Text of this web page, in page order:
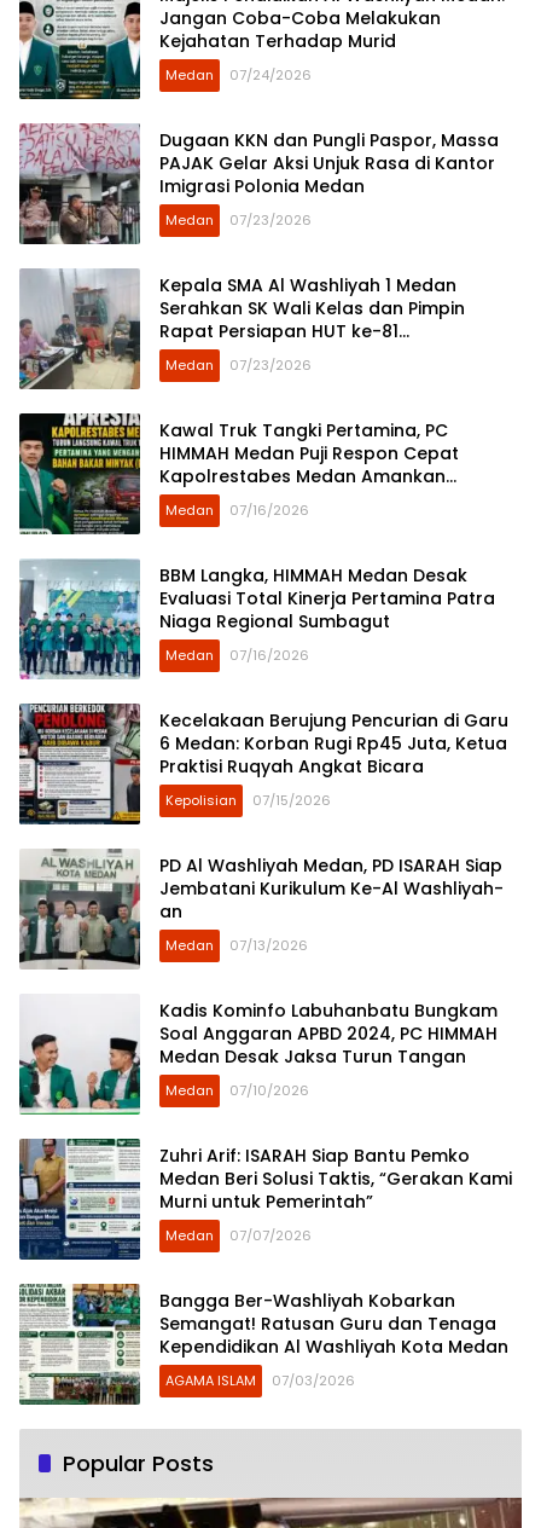
Jangan Coba-Coba Melakukan
Kejahatan Terhadap Murid
Medan 07/24/2026
Dugaan KKN dan Pungli Paspor, Massa
PAJAK Gelar Aksi Unjuk Rasa di Kantor
Imigrasi Polonia Medan
Medan 07/23/2026
Kepala SMA Al Washliyah 1 Medan
Serahkan SK Wali Kelas dan Pimpin
Rapat Persiapan HUT ke-81
Kemerdekaan RI
Medan 07/23/2026
Kawal Truk Tangki Pertamina, PC
HIMMAH Medan Puji Respon Cepat
Kapolrestabes Medan Amankan
Pasokan BBM
Medan 07/16/2026
BBM Langka, HIMMAH Medan Desak
Evaluasi Total Kinerja Pertamina Patra
Niaga Regional Sumbagut
Medan 07/16/2026
Kecelakaan Berujung Pencurian di Garu
6 Medan: Korban Rugi Rp45 Juta, Ketua
Praktisi Ruqyah Angkat Bicara
Kepolisian 07/15/2026
PD Al Washliyah Medan, PD ISARAH Siap
Jembatani Kurikulum Ke-Al Washliyah-
an
Medan 07/13/2026
Kadis Kominfo Labuhanbatu Bungkam
Soal Anggaran APBD 2024, PC HIMMAH
Medan Desak Jaksa Turun Tangan
Medan 07/10/2026
Zuhri Arif: ISARAH Siap Bantu Pemko
Medan Beri Solusi Taktis, “Gerakan Kami
Murni untuk Pemerintah”
Medan 07/07/2026
Bangga Ber-Washliyah Kobarkan
Semangat! Ratusan Guru dan Tenaga
Kependidikan Al Washliyah Kota Medan
AGAMA ISLAM 07/03/2026
Popular Posts